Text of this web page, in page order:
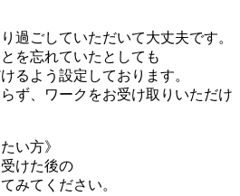
過ごしていただいて大丈夫です。
を忘れていたとしても
るよう設定しております。
ず、ワークをお受け取りいただけ
い方》
けた後の
みてください。